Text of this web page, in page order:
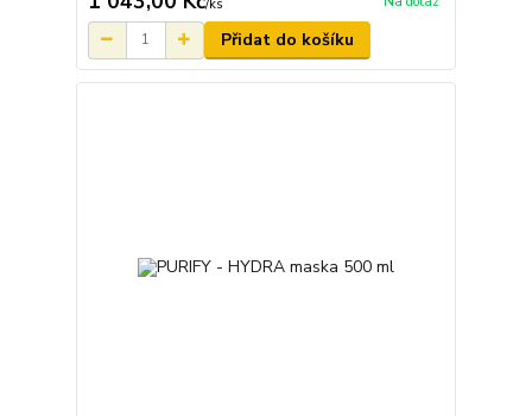
/ks
Přidat do košíku